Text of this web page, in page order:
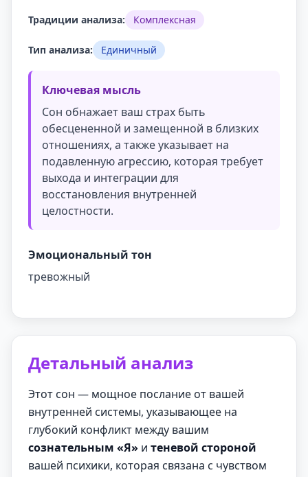
Традиции анализа: Комплексная
Тип анализа: Единичный
Ключевая мысль
Сон обнажает ваш страх быть
обесцененной и замещенной в близких
отношениях, а также указывает на
подавленную агрессию, которая требует
выхода и интеграции для
восстановления внутренней
целостности.
Эмоциональный тон
тревожный
Детальный анализ
Этот сон — мощное послание от вашей
внутренней системы, указывающее на
глубокий конфликт между вашим
сознательным «Я» и теневой стороной
вашей психики, которая связана с чувством